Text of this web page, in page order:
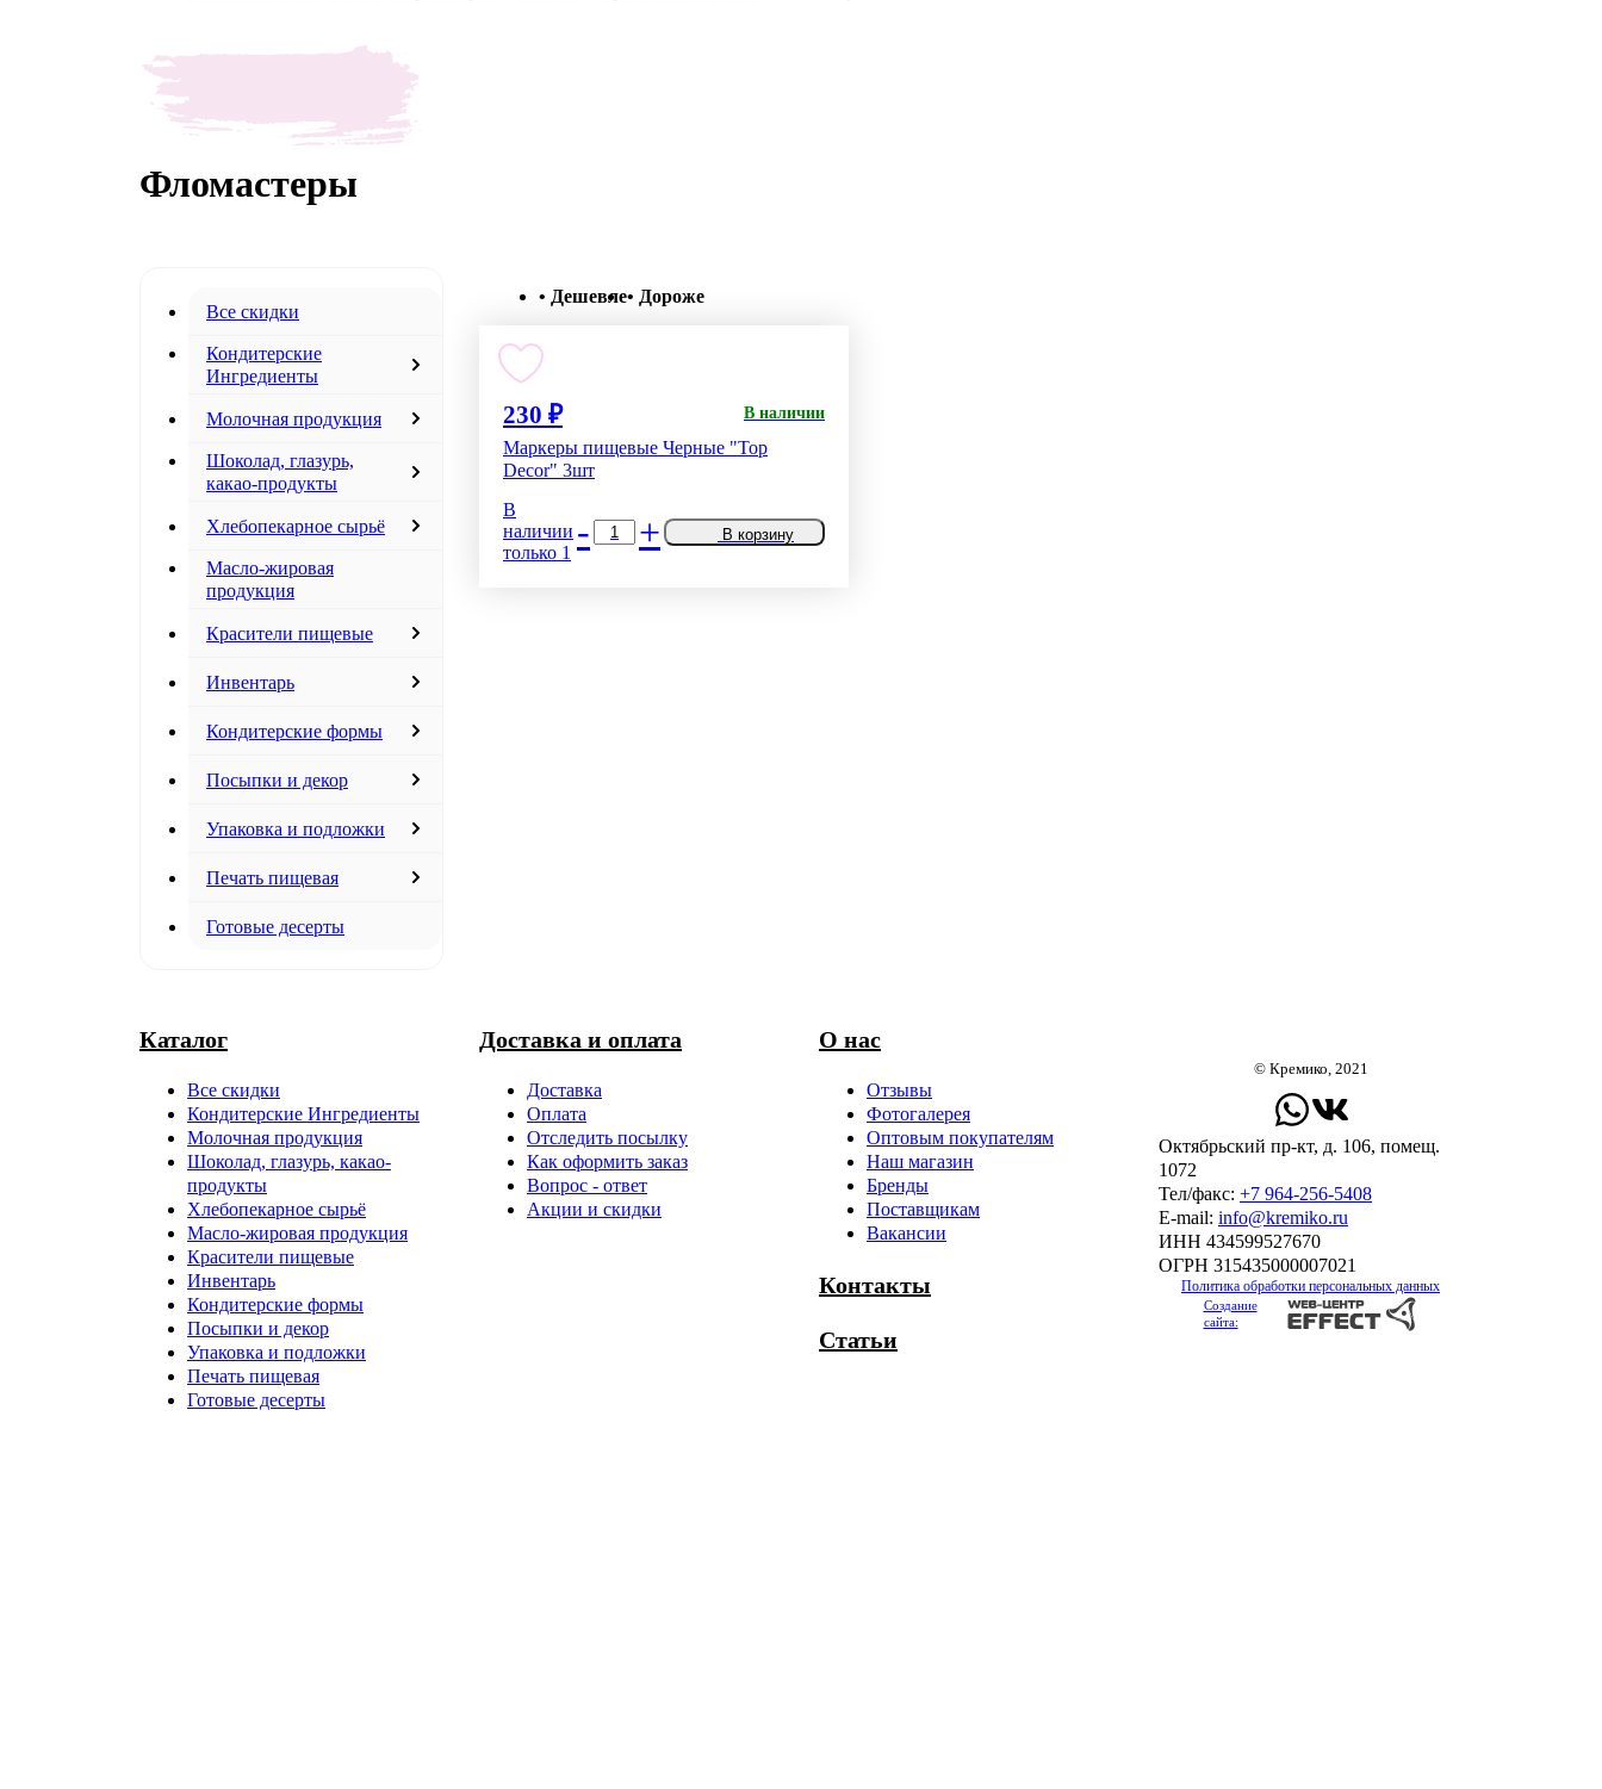
Фломастеры
Все скидки
Кондитерские
Ингредиенты
Молочная продукция
Шоколад, глазурь,
какао-продукты
Хлебопекарное сырьё
Масло-жировая
продукция
Красители пищевые
Инвентарь
Кондитерские формы
Посыпки и декор
Упаковка и подложки
Печать пищевая
Готовые десерты
• Дешевле• Дороже
230 ₽ В наличии
Маркеры пищевые Черные "Top
Decor" 3шт
В
наличии
только 1 - + В корзину
Каталог
Все скидки
Кондитерские Ингредиенты
Молочная продукция
Шоколад, глазурь, какао-
продукты
Хлебопекарное сырьё
Масло-жировая продукция
Красители пищевые
Инвентарь
Кондитерские формы
Посыпки и декор
Упаковка и подложки
Печать пищевая
Готовые десерты
Доставка и оплата
Доставка
Оплата
Отследить посылку
Как оформить заказ
Вопрос - ответ
Акции и скидки
О нас
Отзывы
Фотогалерея
Оптовым покупателям
Наш магазин
Бренды
Поставщикам
Вакансии
Контакты
Статьи
© Кремико, 2021
Октябрьский пр-кт, д. 106, помещ.
1072
Тел/факс: +7 964-256-5408
Е-mail: info@kremiko.ru
ИНН 434599527670
ОГРН 315435000007021
Политика обработки персональных данных
Создание
сайта: